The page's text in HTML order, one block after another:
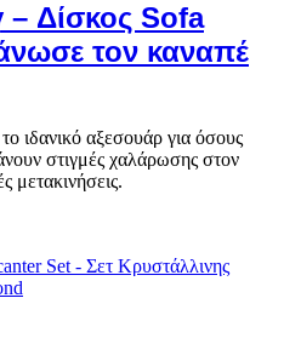
Δίσκος Sofa
τον καναπέ
το ιδανικό αξεσουάρ για όσους
στιγμές χαλάρωσης στον
μετακινήσεις.